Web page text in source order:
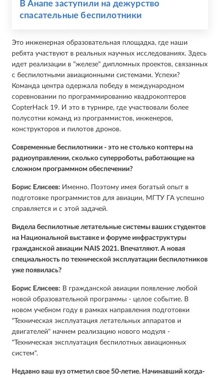
В Анапе заступили на дежурство
спасательные беспилотники
Это инженерная образовательная площадка, где наши
ребята участвуют в реальных научных исследованиях. Здесь
идет реализации в "железе" дипломных проектов, связанных
с беспилотными авиационными системами. Успехи?
Команда центра одержала победу в международном
соревновании по программированию квадрокоптеров
CopterHack 19. И это в турнире, где участвовали более
полусотни команд из программистов, инженеров,
конструкторов и пилотов дронов.
Современные беспилотники - это не столько коптеры на
радиоуправлении, сколько суперроботы, работающие на
сложном программном обеспечении?
Борис Елисеев: Именно. Поэтому имея богатый опыт в
подготовке программистов для авиации, МГТУ ГА успешно
справляется и с этой задачей.
Видела беспилотные летательные системы ваших студентов
на Национальной выставке и форуме инфраструктуры
гражданской авиации NAIS 2021. Впечатляют. А новая
специальность по технической эксплуатации беспилотников
уже появилась?
Борис Елисеев: В гражданской авиации появление любой
новой образовательной программы - целое событие. В
новом учебном году в рамках направления подготовки
"Техническая эксплуатация летательных аппаратов и
двигателей" начнем реализацию нового модуля -
"Техническая эксплуатация беспилотных авиационных
систем".
Недавно ваш вуз отметил свое 50-летие. Начинавший когда-